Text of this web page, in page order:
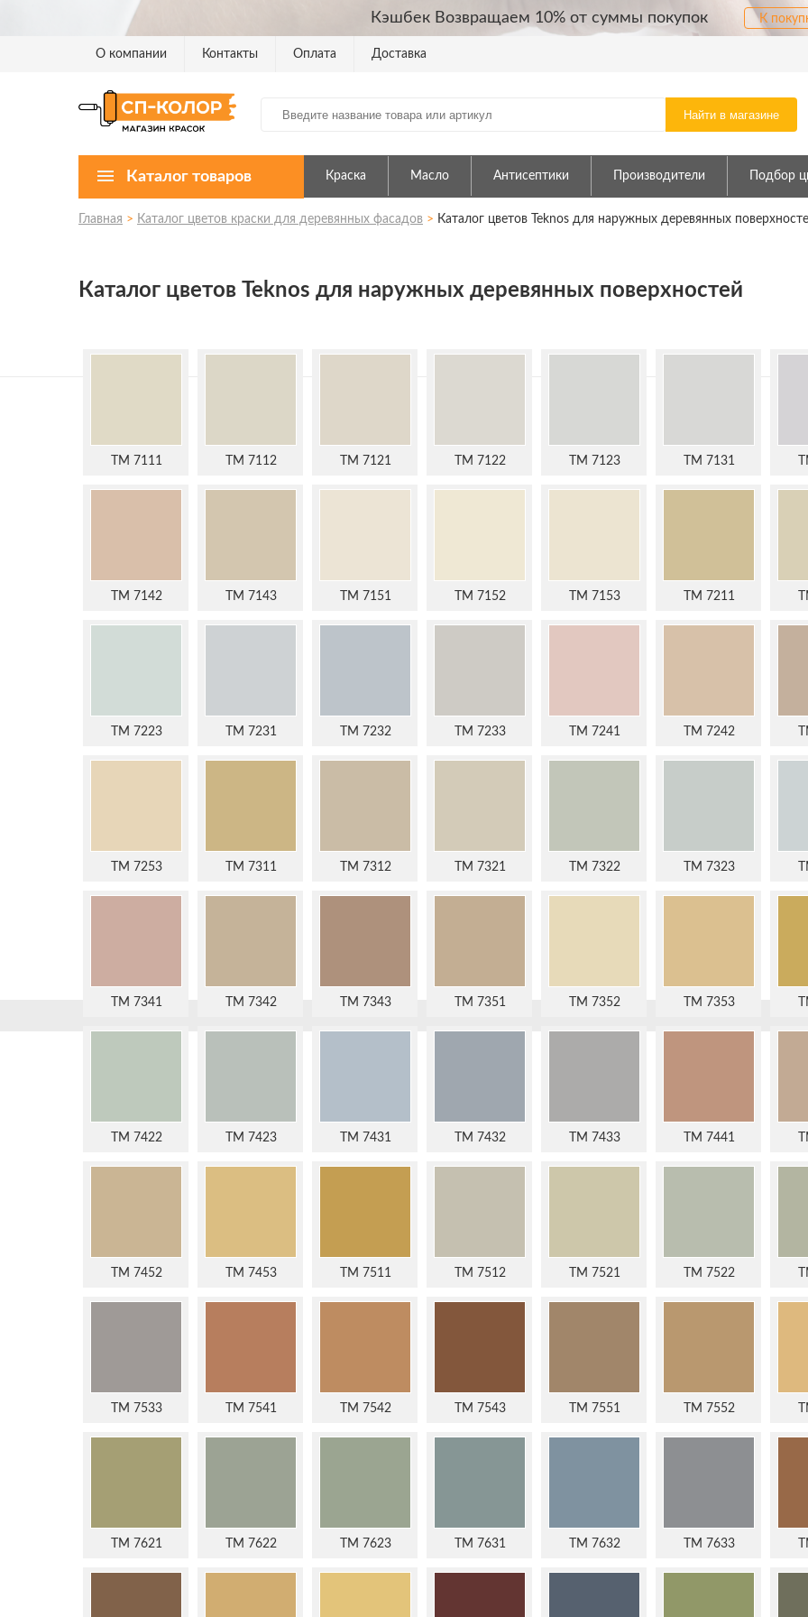
Кэшбек Возвращаем 10% от суммы покупок К
О компании Контакты Оплата Доставка
Найти в магазине
Каталог товаров Краска Масло Антисептики Производители Подбор
Главная > Каталог цветов краски для деревянных фасадов > Каталог цветов Teknos для наружных деревянных
Каталог цветов Teknos для наружных деревянных поверхностей
TM 7111 TM 7112 TM 7121 TM 7122 TM 7123 TM 7131
TM 7142 TM 7143 TM 7151 TM 7152 TM 7153 TM 7211
TM 7223 TM 7231 TM 7232 TM 7233 TM 7241 TM 7242
TM 7253 TM 7311 TM 7312 TM 7321 TM 7322 TM 7323
TM 7341 TM 7342 TM 7343 TM 7351 TM 7352 TM 7353
TM 7422 TM 7423 TM 7431 TM 7432 TM 7433 TM 7441
TM 7452 TM 7453 TM 7511 TM 7512 TM 7521 TM 7522
TM 7533 TM 7541 TM 7542 TM 7543 TM 7551 TM 7552
TM 7621 TM 7622 TM 7623 TM 7631 TM 7632 TM 7633